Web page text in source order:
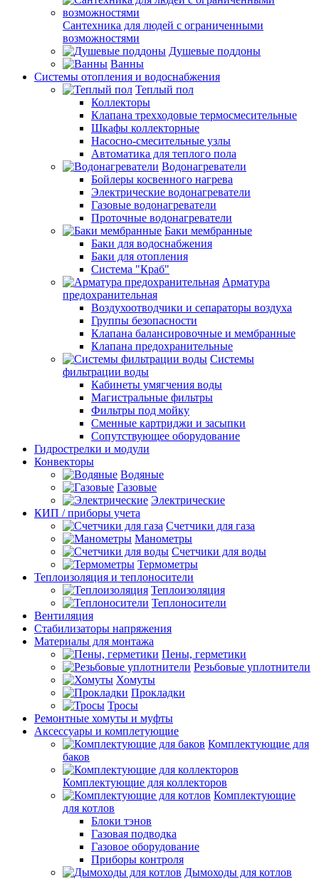
Сантехника для людей с ограниченными
возможностями
Душевые поддоны
Ванны
Системы отопления и водоснабжения
Теплый пол
Коллекторы
Клапана трехходовые термосмесительные
Шкафы коллекторные
Насосно-смесительные узлы
Автоматика для теплого пола
Водонагреватели
Бойлеры косвенного нагрева
Электрические водонагреватели
Газовые водонагреватели
Проточные водонагреватели
Баки мембранные
Баки для водоснабжения
Баки для отопления
Система "Краб"
Арматура
предохранительная
Воздухоотводчики и сепараторы воздуха
Группы безопасности
Клапана балансировочные и мембранные
Клапана предохранительные
Системы
фильтрации воды
Кабинеты умягчения воды
Магистральные фильтры
Фильтры под мойку
Сменные картриджи и засыпки
Сопутствующее оборудование
Гидрострелки и модули
Конвекторы
Водяные
Газовые
Электрические
КИП / приборы учета
Счетчики для газа
Манометры
Счетчики для воды
Термометры
Теплоизоляция и теплоносители
Теплоизоляция
Теплоносители
Вентиляция
Стабилизаторы напряжения
Материалы для монтажа
Пены, герметики
Резьбовые уплотнители
Хомуты
Прокладки
Тросы
Ремонтные хомуты и муфты
Аксессуары и комплетующие
Комплектующие для
баков
Комплектующие для коллекторов
Комплектующие
для котлов
Блоки тэнов
Газовая подводка
Газовое оборудование
Приборы контроля
Дымоходы для котлов